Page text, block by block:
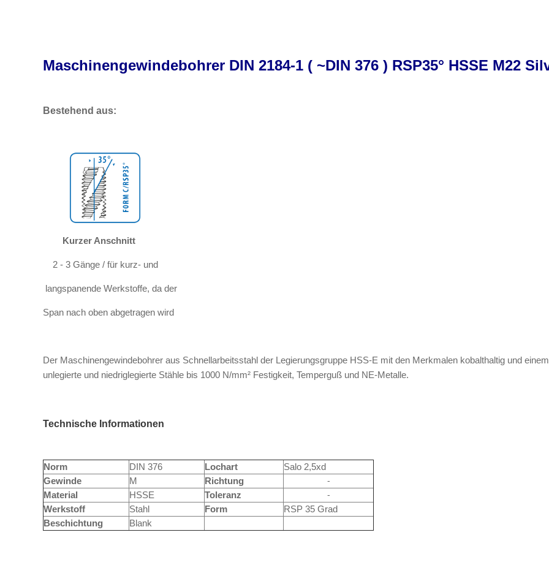
Maschinengewindebohrer DIN 2184-1 ( ~DIN 376 ) RSP35° HSSE M22
Bestehend aus:
Kurzer Anschnitt
2 - 3 Gänge / für kurz- und
langspanende Werkstoffe, da der
Span nach oben abgetragen wird
Der Maschinengewindebohrer aus Schnellarbeitsstahl der Legierungsgruppe HSS-E mit den Merkmalen kobalthaltig und
unlegierte und niedriglegierte Stähle bis 1000 N/mm² Festigkeit, Temperguß und NE-Metalle.
Technische Informationen
Norm DIN 376 Lochart
Salo 2,5xd
Gewinde
M Richtung
-
Material
HSSE Toleranz
-
Werkstoff
Stahl Form
RSP 35 Grad
Beschichtung
Blank